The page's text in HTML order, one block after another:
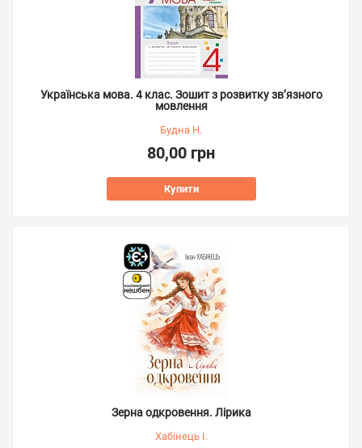
Українська мова. 4 клас. Зошит з розвитку зв’язного
мовлення
Будна Н.
80,00 грн
Купити
Зерна одкровення. Лірика
Хабінець І.